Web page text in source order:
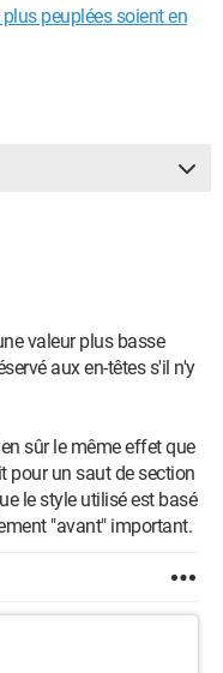
peuplées soient en
valeur plus basse
aux en-têtes s'il n'y
sûr le même effet que
pour un saut de section
le style utilisé est basé
"avant" important.